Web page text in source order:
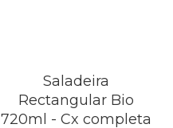
Saladeira
Rectangular Bio
720ml - Cx completa